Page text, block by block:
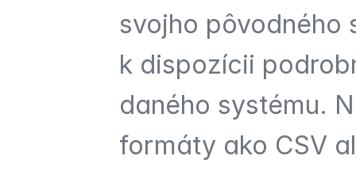
svojho pôvodného
k dispozícii
daného systému.
formáty ako CSV